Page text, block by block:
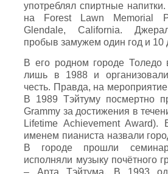
употреблял спиртные
на Forest Lawn Memorial
Glendale, California.
пробыв замужем один год и 10
В его родном городе Толедо
лишь в 1988 и
честь. Правда, на
В 1989 Тэйтуму посмертно
Grammy за достижения в
Lifetime Achievement
именем пианиста назвали
В городе прошли
исполняли музыку почётного